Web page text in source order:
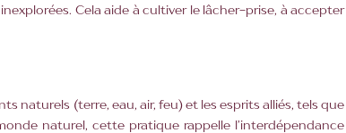
Cela aide à cultiver le lâcher-prise, à accepter
naturels (terre, eau, air, feu) et les esprits alliés, tels que
naturel, cette pratique rappelle l’interdépendance